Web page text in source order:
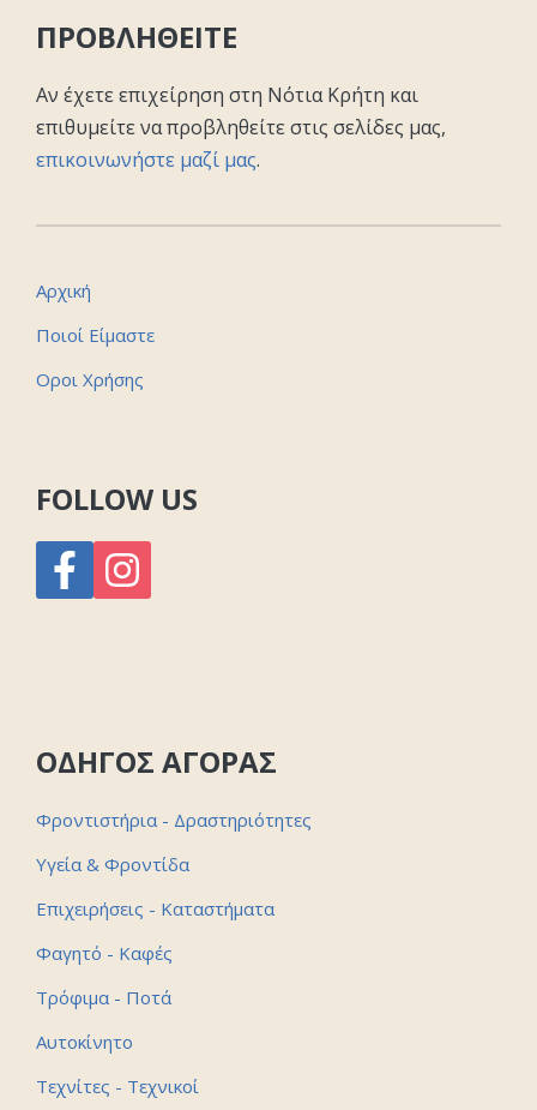
ΠΡΟΒΛΗΘΕΙΤΕ
Αν έχετε επιχείρηση στη Νότια Κρήτη και
επιθυμείτε να προβληθείτε στις σελίδες μας,
επικοινωνήστε μαζί μας.
Αρχική
Ποιοί Είμαστε
Οροι Χρήσης
FOLLOW US
ΟΔΗΓΟΣ ΑΓΟΡΑΣ
Φροντιστήρια - Δραστηριότητες
Υγεία & Φροντίδα
Επιχειρήσεις - Καταστήματα
Φαγητό - Καφές
Τρόφιμα - Ποτά
Αυτοκίνητο
Τεχνίτες - Τεχνικοί